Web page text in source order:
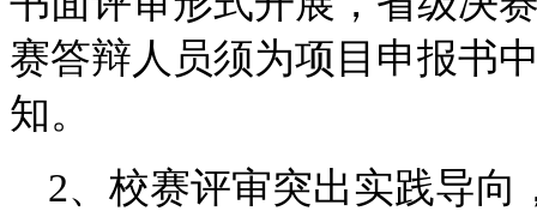
赛答辩人员须为项目申报书
知。
2、校赛评审突出实践导